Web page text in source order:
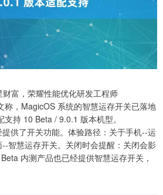
富，荣耀性能优化研发工程师
称，MagicOS 系统的智慧运存开关已落地
持 10 Beta / 9.0.1 版本机型。
供了开关功能。体验路径：关于手机--运
智慧运存开关。关闭时会提醒：关闭会影
内测产品也已经提供智慧运存开关，